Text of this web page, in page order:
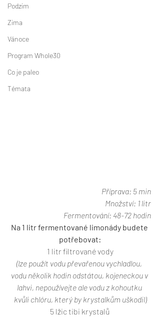
Podzim
Zima
Vánoce
Program Whole30
Co je paleo
Témata
Příprava: 5 min
Množství: 1 litr
Fermentování: 48-72 hodin
Na 1 litr fermentované limonády budete
potřebovat:
1 litr filtrované vody
(lze použít vodu převařenou vychladlou,
vodu několik hodin odstátou, kojeneckou v
lahvi, nepoužívejte ale vodu z kohoutku
kvůli chlóru, který by krystalkům uškodil)
5 lžic tibi krystalů